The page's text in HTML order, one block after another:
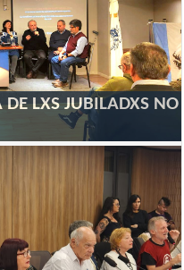
DE LXS JUBILADXS NO